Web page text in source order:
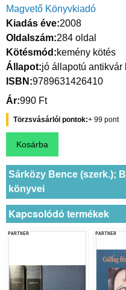
Magvető Könyvkiadó
Kiadás éve 2008
Oldalszám 284 oldal
Kötésmód kemény kötés
Állapot jó állapotú antikvár
ISBN 9789631426410
Ár 990 Ft
Törzsvásárlói pontok 99
Sárközy Bence (szerk.);
könyvei
Kapcsolódó termékek
PARTNER PARTNER